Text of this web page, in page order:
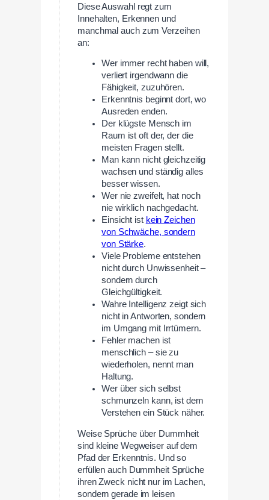
Diese Auswahl regt zum
Innehalten, Erkennen und
manchmal auch zum Verzeihen
an:
Wer immer recht haben will,
verliert irgendwann die
Fähigkeit, zuzuhören.
Erkenntnis beginnt dort, wo
Ausreden enden.
Der klügste Mensch im
Raum ist oft der, der die
meisten Fragen stellt.
Man kann nicht gleichzeitig
wachsen und ständig alles
besser wissen.
Wer nie zweifelt, hat noch
nie wirklich nachgedacht.
Einsicht ist kein Zeichen
von Schwäche, sondern
von Stärke.
Viele Probleme entstehen
nicht durch Unwissenheit –
sondern durch
Gleichgültigkeit.
Wahre Intelligenz zeigt sich
nicht in Antworten, sondern
im Umgang mit Irrtümern.
Fehler machen ist
menschlich – sie zu
wiederholen, nennt man
Haltung.
Wer über sich selbst
schmunzeln kann, ist dem
Verstehen ein Stück näher.
Weise Sprüche über Dummheit
sind kleine Wegweiser auf dem
Pfad der Erkenntnis. Und so
erfüllen auch Dummheit Sprüche
ihren Zweck nicht nur im Lachen,
sondern gerade im leisen